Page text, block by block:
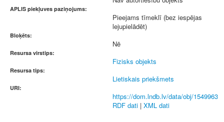
APLIS piekļuves paziņojums:
Pieejams tīmeklī (bez iespējas
lejupielādēt)
Bloķēts:
Nē
Resursa virstips:
Fizisks objekts
Resursa tips:
Lietiskais priekšmets
URI:
https://dom.lndb.lv/data/obj/1549963
RDF dati | XML dati